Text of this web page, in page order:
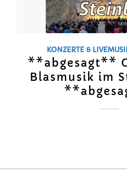
KONZERTE &
**abgesagt**
Blasmusik im